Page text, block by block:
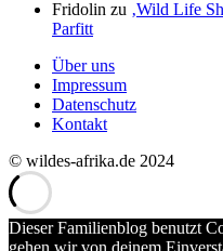
Fridolin zu ‚Wild Life
Parfitt
Über uns
Impressum
Datenschutz
Kontakt
© wildes-afrika.de 2024
Dieser Familienblog benutzt